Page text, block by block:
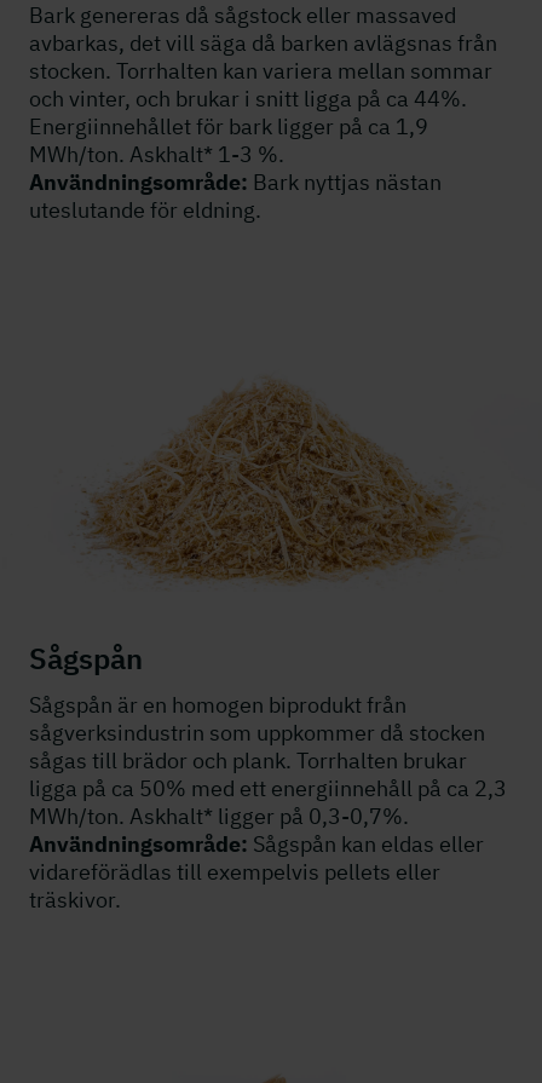
Bark genereras då sågstock eller massaved
avbarkas, det vill säga då barken avlägsnas från
stocken. Torrhalten kan variera mellan sommar
och vinter, och brukar i snitt ligga på ca 44%.
Energiinnehållet för bark ligger på ca 1,9
MWh/ton. Askhalt* 1-3 %.
Användningsområde: Bark nyttjas nästan
uteslutande för eldning.
Sågspån
Sågspån är en homogen biprodukt från
sågverksindustrin som uppkommer då stocken
sågas till brädor och plank. Torrhalten brukar
ligga på ca 50% med ett energiinnehåll på ca 2,3
MWh/ton. Askhalt* ligger på 0,3-0,7%.
Användningsområde: Sågspån kan eldas eller
vidareförädlas till exempelvis pellets eller
träskivor.